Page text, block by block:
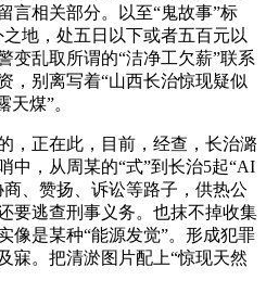
言相关部分。以至“鬼故事”标
地，处五日以下或者五百元以
变乱取所谓的“洁净工欠薪”联系
，别离写着“山西长治惊现疑似
天煤”。
正在此，目前，经查，长治潞
中，从周某的“式”到长治5起“AI
、赞扬、诉讼等路子，供热公
要逃查刑事义务。也抹不掉收集
像是某种“能源发觉”。形成犯罪
寐。把清淤图片配上“惊现天然